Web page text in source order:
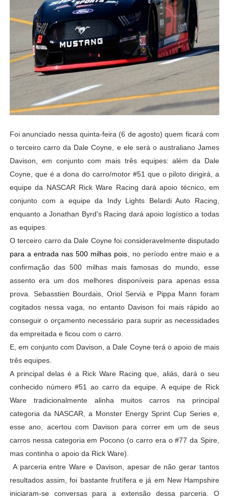
Foi anunciado nessa quinta-feira (6 de agosto) quem ficará com
o terceiro carro da Dale Coyne, e ele será o australiano James
Davison, em conjunto com mais três equipes: além da Dale
Coyne, que é a dona do carro/motor #51 que o piloto dirigirá, a
equipe da NASCAR Rick Ware Racing dará apoio técnico, em
conjunto com a equipe da Indy Lights Belardi Auto Racing,
enquanto a Jonathan Byrd's Racing dará apoio logístico a todas
as equipes.
O terceiro carro da Dale Coyne foi consideravelmente disputado
para a entrada nas 500 milhas pois , no período entre maio e a
confirmação das 500 milhas mais famosas do mundo, esse
assento era um dos melhores disponíveis para apenas essa
prova. Sebasstien Bourdais, Oriol Servià e Pippa Mann foram
cogitados nessa vaga, no entanto Davison foi mais rápido ao
conseguir o orçamento necessário para suprir as necessidades
da empreitada e ficou com o carro.
E, em conjunto com Davison, a Dale Coyne terá o apoio de mais
três equipes.
A principal delas é a Rick Ware Racing que, aliás, dará o seu
conhecido número #51 ao carro da equipe. A equipe de Rick
Ware tradicionalmente alinha muitos carros na principal
categoria da NASCAR, a Monster Energy Sprint Cup Series e,
esse ano, acertou com Davison para correr em um de seus
carros nessa categoria em Pocono (o carro era o #77 da Spire,
mas continha o apoio da Rick Ware).
A parceria entre Ware e Davison, apesar de não gerar tantos
resultados assim, foi bastante frutífera e já em New Hampshire
iniciaram-se conversas para a extensão dessa parceria. O